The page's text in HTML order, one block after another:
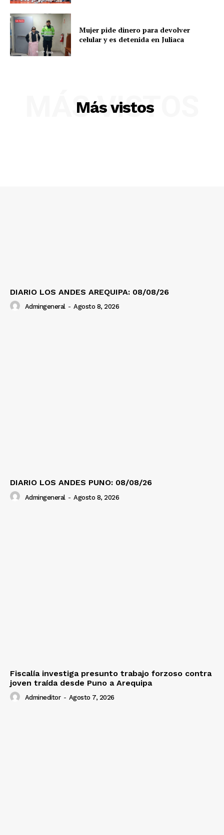
SUSCRIBETE
Mujer pide dinero para devolver
celular y es detenida en Juliaca
Más vistos
MÁS VISTOS
DIARIO LOS ANDES AREQUIPA: 08/08/26
Admingeneral - Agosto 8, 2026
DIARIO LOS ANDES PUNO: 08/08/26
Admingeneral - Agosto 8, 2026
Fiscalía investiga presunto trabajo forzoso contra
joven traída desde Puno a Arequipa
Admineditor - Agosto 7, 2026